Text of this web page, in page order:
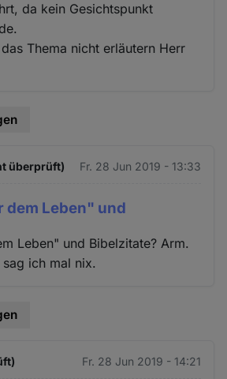
da kein Gesichtspunkt
Thema nicht erläutern Herr
überprüft) Fr. 28 Jun 2019 - 13:33
dem Leben" und
Leben" und Bibelzitate? Arm.
ich mal nix.
Fr. 28 Jun 2019 - 14:21